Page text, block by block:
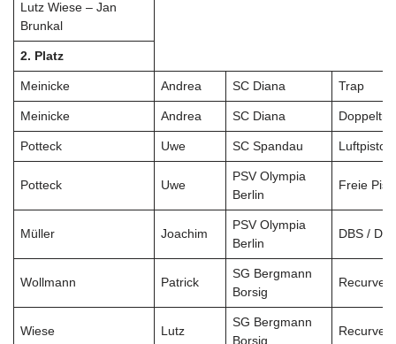
Lutz Wiese – Jan
Brunkal
2. Platz
Meinicke Andrea SC Diana Trap
Meinicke Andrea SC Diana
Potteck Uwe SC Spandau Luftpistole
Potteck Uwe
PSV Olympia
Berlin
Freie
Müller Joachim
PSV Olympia
Berlin
DBS /
Wollmann Patrick
SG Bergmann
Borsig
Recurve
Wiese Lutz
SG Bergmann
Borsig
Recurve